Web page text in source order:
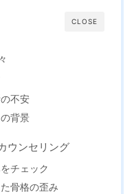
CLOSE
不安
背景
ウンセリング
チェック
骨格の歪み